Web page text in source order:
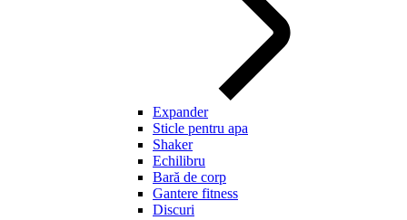
Expander
Sticle pentru apa
Shaker
Echilibru
Bară de corp
Gantere fitness
Discuri